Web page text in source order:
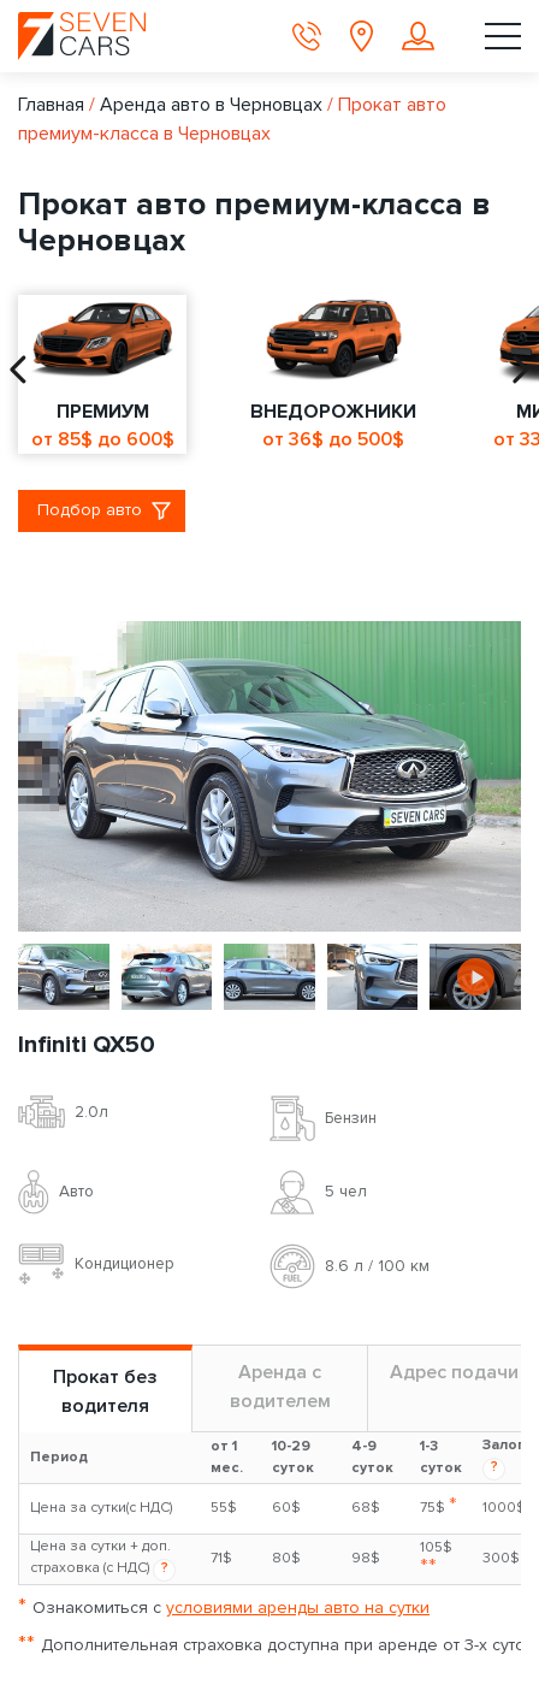
Главная / Аренда авто в Черновцах / Прокат авто
премиум-класса в Черновцах
Прокат авто премиум-класса в
Черновцах
ПРЕМИУМ
от 85$ до 600$
ВНЕДОРОЖНИКИ
от 36$ до 500$
от
Подбор авто
Infiniti QX50
2.0л Бензин
Авто 5 чел
Кондиционер 8.6 л / 100 км
Прокат без
водителя
Аренда с
водителем
Адрес подачи
Период
от 1
мес.
10-29
суток
4-9
суток
1-3
суток
Залог
?
Цена за сутки(с НДС) 55$ 60$ 68$ 75$ * 1000$
Цена за сутки + доп.
страховка (с НДС)
?
71$ 80$ 98$
105$
** 300$
* Ознакомиться с условиями аренды авто на сутки
** Дополнительная страховка доступна при аренде от 3-х суток